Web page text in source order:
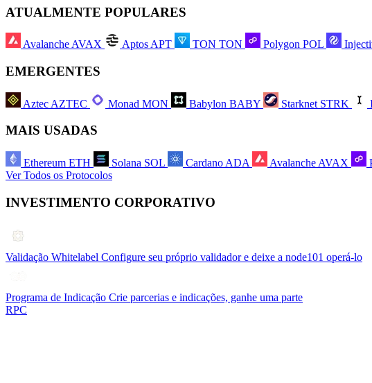
ATUALMENTE POPULARES
Avalanche AVAX Aptos APT TON TON Polygon POL
EMERGENTES
Aztec AZTEC Monad MON Babylon BABY Starknet STRK
MAIS USADAS
Ethereum ETH Solana SOL Cardano ADA Avalanche AVAX
Ver Todos os Protocolos
INVESTIMENTO CORPORATIVO
Validação Whitelabel Configure seu próprio validador e deixe a node101 operá-lo
Programa de Indicação Crie parcerias e indicações, ganhe uma parte
RPC